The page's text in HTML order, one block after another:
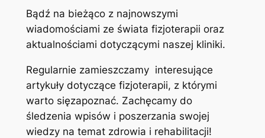
Bądź na bieżąco z najnowszymi
wiadomościami ze świata fizjoterapii oraz
aktualnościami dotyczącymi naszej kliniki.
Regularnie zamieszczamy interesujące
artykuły dotyczące fizjoterapii, z którymi
warto sięzapoznać. Zachęcamy do
śledzenia wpisów i poszerzania swojej
wiedzy na temat zdrowia i rehabilitacji!